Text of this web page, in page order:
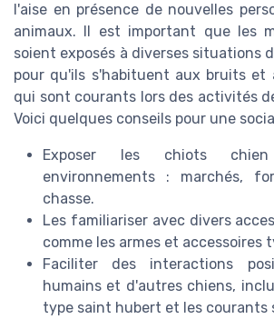
l'aise en présence de nouvelles
animaux. Il est important que les
soient exposés à diverses situations
pour qu'ils s'habituent aux bruits et
qui sont courants lors des activités
Voici quelques conseils pour une
Exposer les chiots
environnements : marchés,
chasse.
Les familiariser avec divers
comme les armes et accessoires
Faciliter des interactions
humains et d'autres chiens,
type saint hubert et les courants